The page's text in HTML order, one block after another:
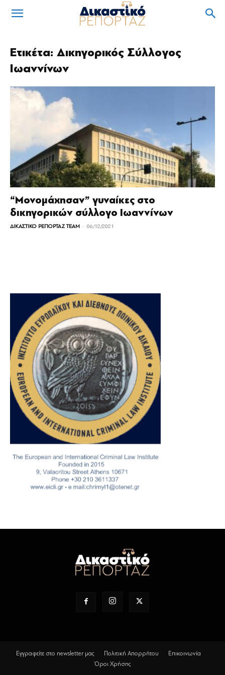
Ετικέτα: Δικηγορικός Σύλλογος
Ιωαννίνων
“Μονομάχησαν” γυναίκες στο
δικηγορικών σύλλογο Ιωαννίνων
ΔΙΚΑΣΤΙΚΟ ΡΕΠΟΡΤΑΖ TEAM - 06/12/2021
Εγγραφείτε στο newsletter μας Πολιτική Απορρήτου
Επικοινωνία
Όροι Χρήσης